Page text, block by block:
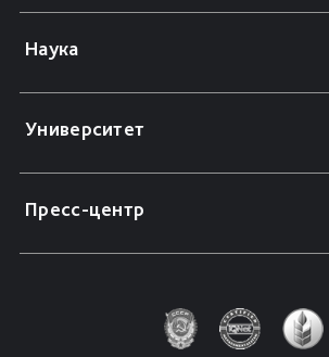
Наука
Университет
Пресс-центр